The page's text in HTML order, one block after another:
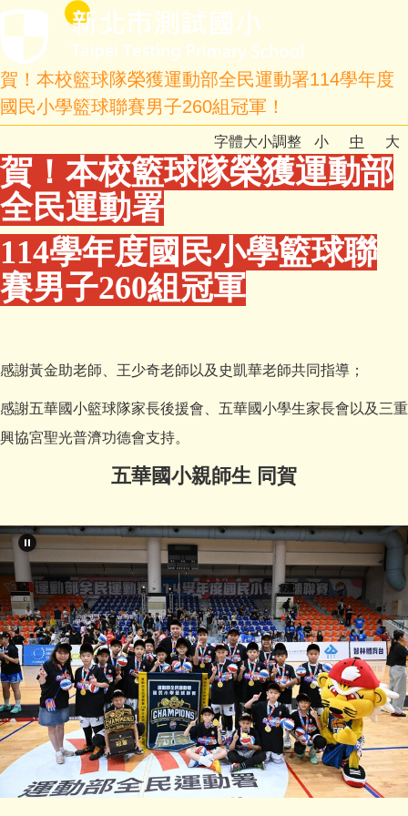
賀！本校籃球隊榮獲運動部全民運動署114學年度
國民小學籃球聯賽男子260組冠軍！
字體大小調整 小 中 大
賀！本校籃球隊榮獲運動部
全民運動署
114學年度國民小學籃球聯
賽男子260組冠軍
感謝黃金助老師、王少奇老師以及史凱華老師共同指導；
感謝五華國小籃球隊家長後援會、五華國小學生家長會以及三重
興協宮聖光普濟功德會支持。
五華國小親師生 同賀